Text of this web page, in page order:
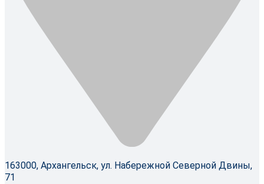
163000, Архангельск, ул. Набережной Северной Двины,
71